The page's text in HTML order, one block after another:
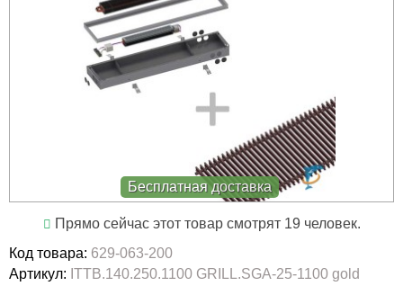
Бесплатная доставка
Прямо сейчас этот товар смотрят 19 человек.
Код товара: 629-063-200
Артикул: ITTB.140.250.1100 GRILL.SGA-25-1100 gold